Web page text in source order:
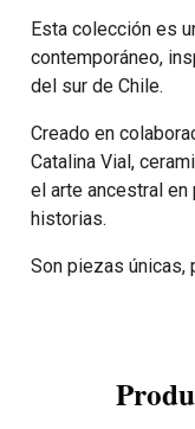
Esta colección es
contemporáneo,
del sur de Chile.
Creado en
Catalina Vial,
el arte ancestral
historias.
Son piezas únicas,